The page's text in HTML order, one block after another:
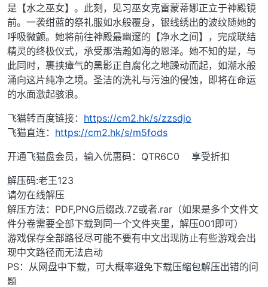
是【水之巫女】。此刻，见习巫女克雷蒙蒂娜正立于神殿镜
前。一袭绀蓝的祭礼服如水般覆身，银线绣出的波纹随她的
呼吸微颤。她将前往神殿最幽邃的【净水之间】，完成联结
精灵的终极仪式，承受那浩瀚如海的恩泽。她不知的是，与
此同时，裹挟瘴气的黑影正自腐化之地躁动而起，如潮水般
涌向这片纯净之境。圣洁的洗礼与污浊的侵蚀，即将在命运
的水面激起骇浪。
飞猫转百度链接： https://cm2.hk/s/zzsdjo
飞猫直连： https://cm2.hk/s/m5fods
开通飞猫盘会员，输入优惠码：QTR6C0 享受折扣
解压码:老王123
请勿在线解压
解压方法：PDF,PNG后缀改.7Z或者.rar（如果是多个文件文
件分卷需要全部下载到同一个文件夹里，解压001即可）
游戏保存全部路径尽可能不要有中文出现防止有些游戏会出
现中文路径而无法启动
PS：从网盘中下载，可大概率避免下载压缩包解压出错的问
题